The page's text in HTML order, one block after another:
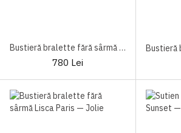
Bustieră bralette fără sârmă Lisca Paris Black
780 Lei